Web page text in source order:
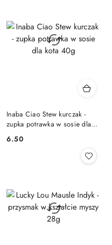
Inaba Ciao Stew kurczak -
zupka potrawka w sosie dla
kota 40g
Cena:
6.50